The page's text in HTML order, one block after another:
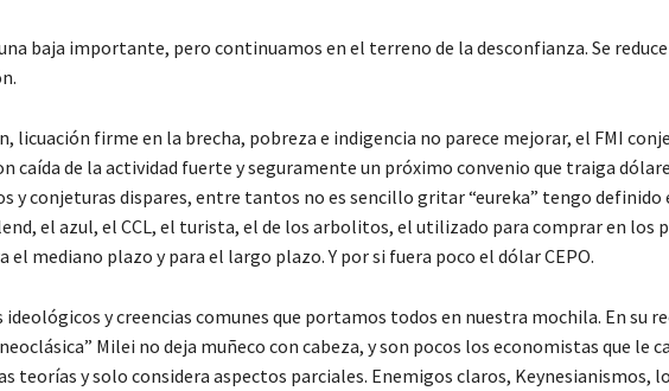
baja importante, pero continuamos en el terreno de la desconfianza. Se
licuación firme en la brecha, pobreza e indigencia no parece mejorar, el FMI
caída de la actividad fuerte y seguramente un próximo convenio que traiga
y conjeturas dispares, entre tantos no es sencillo gritar “eureka” tengo definido
el azul, el CCL, el turista, el de los arbolitos, el utilizado para comprar en los
mediano plazo y para el largo plazo. Y por si fuera poco el dólar CEPO.
y creencias comunes que portamos todos en nuestra mochila. En su
Milei no deja muñeco con cabeza, y son pocos los economistas que le
teorías y solo considera aspectos parciales. Enemigos claros, Keynesianismos,